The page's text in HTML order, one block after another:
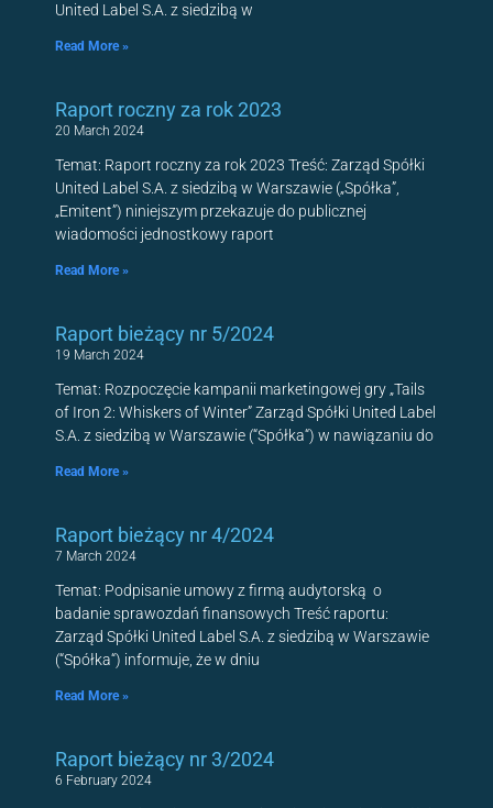
United Label S.A. z siedzibą w
Read More »
Raport roczny za rok 2023
20 March 2024
Temat: Raport roczny za rok 2023 Treść: Zarząd Spółki
United Label S.A. z siedzibą w Warszawie („Spółka”,
„Emitent”) niniejszym przekazuje do publicznej
wiadomości jednostkowy raport
Read More »
Raport bieżący nr 5/2024
19 March 2024
Temat: Rozpoczęcie kampanii marketingowej gry „Tails
of Iron 2: Whiskers of Winter” Zarząd Spółki United Label
S.A. z siedzibą w Warszawie (“Spółka“) w nawiązaniu do
Read More »
Raport bieżący nr 4/2024
7 March 2024
Temat: Podpisanie umowy z firmą audytorską o
badanie sprawozdań finansowych Treść raportu:
Zarząd Spółki United Label S.A. z siedzibą w Warszawie
(“Spółka“) informuje, że w dniu
Read More »
Raport bieżący nr 3/2024
6 February 2024